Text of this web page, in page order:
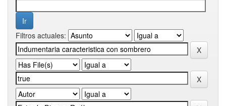
Filtros actuales: